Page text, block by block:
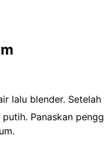
lalu blender.
Panaskan